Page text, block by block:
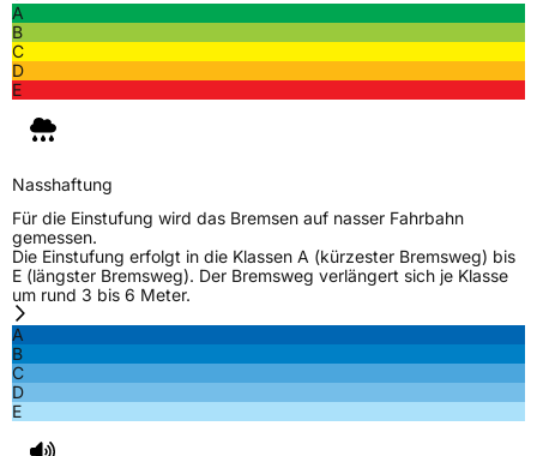
A
B
C
D
E
Nasshaftung
Für die Einstufung wird das Bremsen auf nasser Fahrbahn
gemessen.
Die Einstufung erfolgt in die Klassen A (kürzester Bremsweg) bis
E (längster Bremsweg). Der Bremsweg verlängert sich je Klasse
um rund 3 bis 6 Meter.
A
B
C
D
E